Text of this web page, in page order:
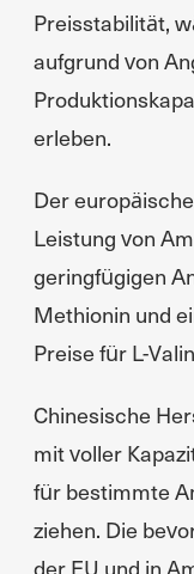
Preisstabilität,
aufgrund von
erleben.
Der
Leistung von
geringfügigen
Methionin und
Preise für L-
Chinesische
mit voller
für bestimmte
ziehen. Die
der EU und in